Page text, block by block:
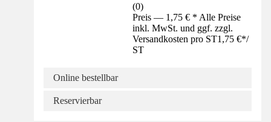
(0)
Preis — 1,75 € * Alle Preise
inkl. MwSt. und ggf. zzgl.
Versandkosten pro ST1,75 €*/
ST
Online bestellbar
Reservierbar